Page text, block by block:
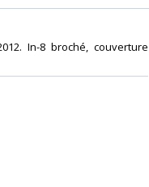
In-8 broché, couverture